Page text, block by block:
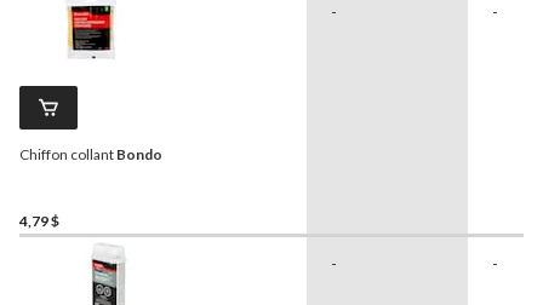
Chiffon collant Bondo
4,79 $
- -
- -